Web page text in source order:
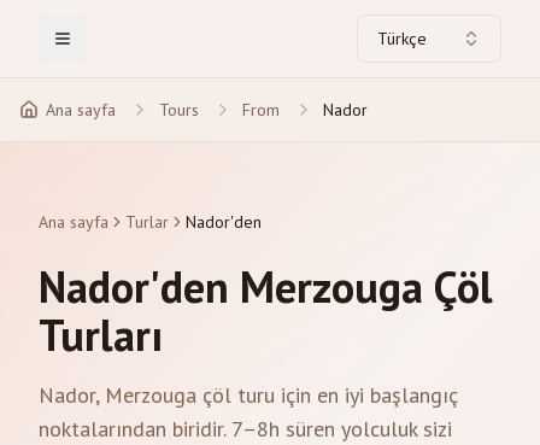
Toggle Menu Türkçe
Ana sayfa Tours From Nador
Ana sayfa Turlar Nador'den
Nador'den Merzouga Çöl
Turları
Nador, Merzouga çöl turu için en iyi başlangıç
noktalarından biridir. 7–8h süren yolculuk sizi